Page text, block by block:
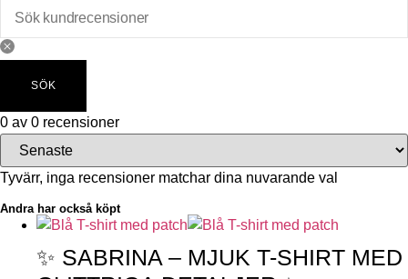
SÖK
0 av 0 recensioner
Tyvärr, inga recensioner matchar dina nuvarande val
Andra har också köpt
✨ SABRINA – MJUK T-SHIRT MED